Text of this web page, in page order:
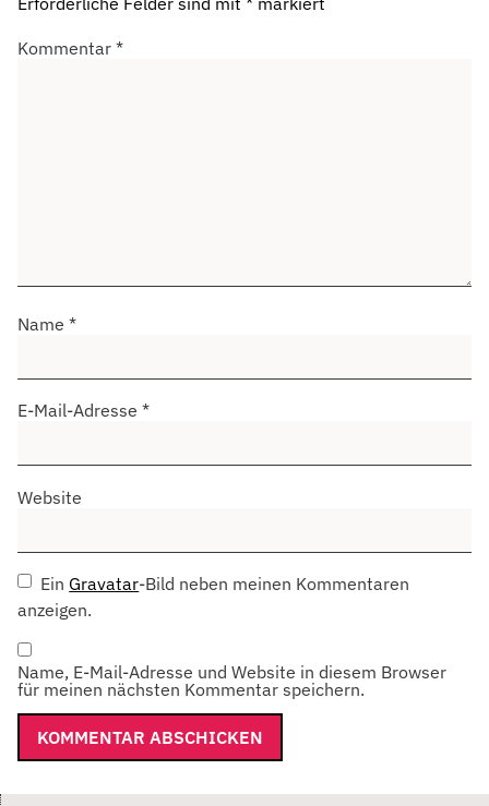
Kommentar *
Name *
E-Mail-Adresse *
Website
Ein Gravatar-Bild neben meinen Kommentaren
anzeigen.
Name, E-Mail-Adresse und Website in diesem Browser
für meinen nächsten Kommentar speichern.